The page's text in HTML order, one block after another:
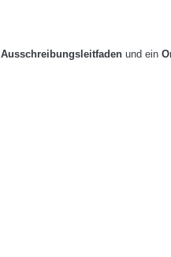
Ausschreibungsleitfaden und ein